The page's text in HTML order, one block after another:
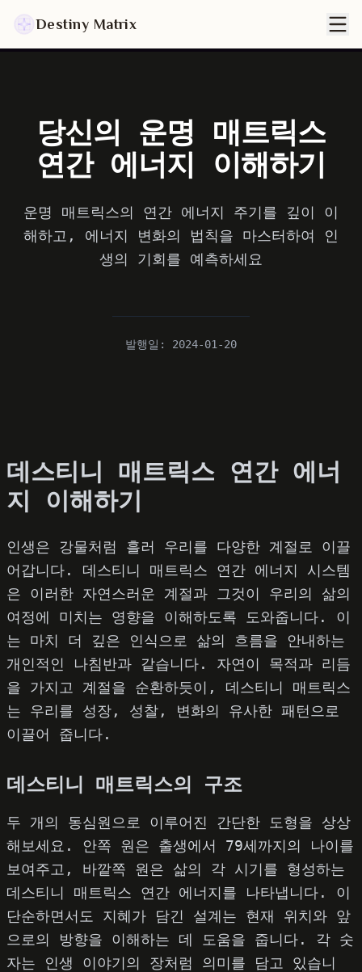
Destiny Matrix
당신의 운명 매트릭스
연간 에너지 이해하기
운명 매트릭스의 연간 에너지 주기를 깊이 이
해하고, 에너지 변화의 법칙을 마스터하여 인
생의 기회를 예측하세요
발행일 : 2024-01-20
데스티니 매트릭스 연간 에너
지 이해하기
인생은 강물처럼 흘러 우리를 다양한 계절로 이끌
어갑니다. 데스티니 매트릭스 연간 에너지 시스템
은 이러한 자연스러운 계절과 그것이 우리의 삶의
여정에 미치는 영향을 이해하도록 도와줍니다. 이
는 마치 더 깊은 인식으로 삶의 흐름을 안내하는
개인적인 나침반과 같습니다. 자연이 목적과 리듬
을 가지고 계절을 순환하듯이, 데스티니 매트릭스
는 우리를 성장, 성찰, 변화의 유사한 패턴으로
이끌어 줍니다.
데스티니 매트릭스의 구조
두 개의 동심원으로 이루어진 간단한 도형을 상상
해보세요. 안쪽 원은 출생에서 79세까지의 나이를
보여주고, 바깥쪽 원은 삶의 각 시기를 형성하는
데스티니 매트릭스 연간 에너지를 나타냅니다. 이
단순하면서도 지혜가 담긴 설계는 현재 위치와 앞
으로의 방향을 이해하는 데 도움을 줍니다. 각 숫
자는 인생 이야기의 장처럼 의미를 담고 있습니